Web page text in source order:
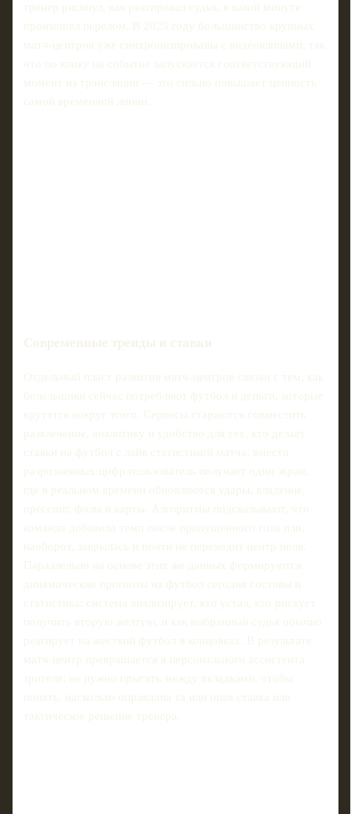
тренер рискнул, как реагировал судья, в какой минуте
произошел перелом. В 2025 году большинство крупных
матч‑центров уже синхронизированы с видеоклипами, так
что по клику на событие запускается соответствующий
момент из трансляции — это сильно повышает ценность
самой временной линии.
Современные тренды и ставки
Отдельный пласт развития матч‑центров связан с тем, как
болельщики сейчас потребляют футбол и деньги, которые
крутятся вокруг этого. Сервисы стараются совместить
развлечение, аналитику и удобство для тех, кто делает
ставки на футбол с лайв статистикой матча: вместо
разрозненных цифр пользователь получает один экран,
где в реальном времени обновляются удары, владение,
прессинг, фолы и карты. Алгоритмы подсказывают, что
команда добавила темп после пропущенного гола или,
наоборот, закрылась и почти не переходит центр поля.
Параллельно на основе этих же данных формируются
динамические прогнозы на футбол сегодня составы и
статистика: система анализирует, кто устал, кто рискует
получить вторую желтую, и как выбранный судья обычно
реагирует на жесткий футбол в концовках. В результате
матч‑центр превращается в персонального ассистента
зрителя: не нужно прыгать между вкладками, чтобы
понять, насколько оправдана та или иная ставка или
тактическое решение тренера.